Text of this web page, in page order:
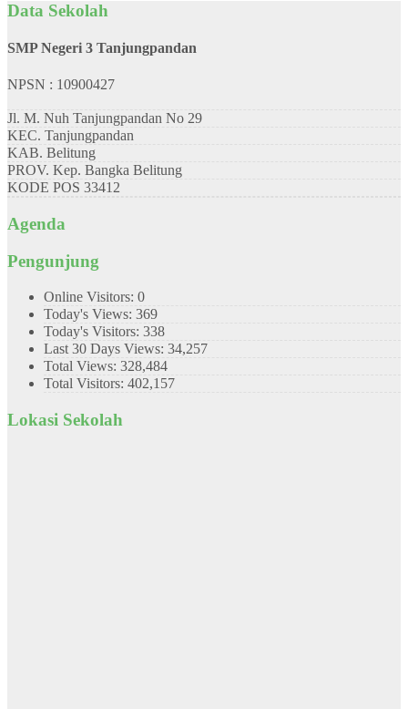
Data Sekolah
SMP Negeri 3 Tanjungpandan
NPSN : 10900427
Jl. M. Nuh Tanjungpandan No 29
KEC. Tanjungpandan
KAB. Belitung
PROV. Kep. Bangka Belitung
KODE POS 33412
Agenda
Pengunjung
Online Visitors: 0
Today's Views: 369
Today's Visitors: 338
Last 30 Days Views: 34,257
Total Views: 328,484
Total Visitors: 402,157
Lokasi Sekolah